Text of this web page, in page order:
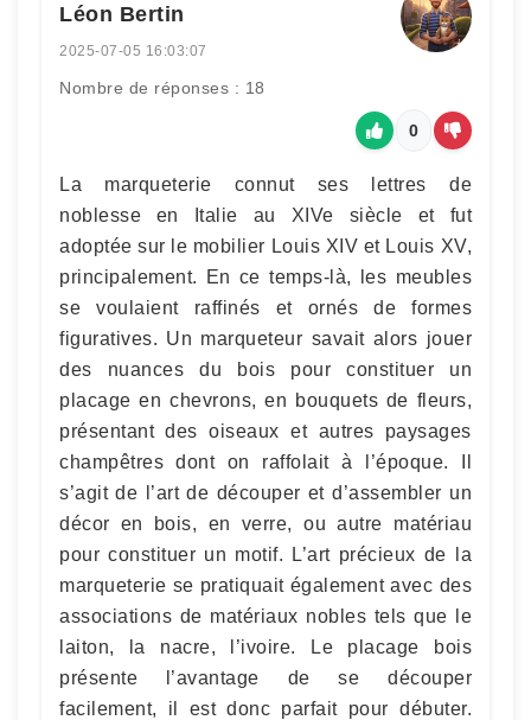
Léon Bertin
2025-07-05 16:03:07
Nombre de réponses : 18
0
La marqueterie connut ses lettres de
noblesse en Italie au XIVe siècle et fut
adoptée sur le mobilier Louis XIV et Louis XV,
principalement. En ce temps-là, les meubles
se voulaient raffinés et ornés de formes
figuratives. Un marqueteur savait alors jouer
des nuances du bois pour constituer un
placage en chevrons, en bouquets de fleurs,
présentant des oiseaux et autres paysages
champêtres dont on raffolait à l’époque. Il
s’agit de l’art de découper et d’assembler un
décor en bois, en verre, ou autre matériau
pour constituer un motif. L’art précieux de la
marqueterie se pratiquait également avec des
associations de matériaux nobles tels que le
laiton, la nacre, l’ivoire. Le placage bois
présente l’avantage de se découper
facilement, il est donc parfait pour débuter.